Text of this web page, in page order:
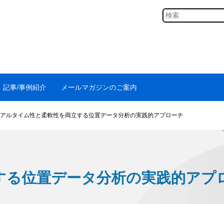
記事/事例紹介 メールマガジンのご案内
ルタイム性と柔軟性を両立する位置データ分析の実践的アプローチ
位置データ分析の実践的アプ